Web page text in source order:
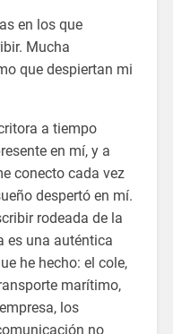
en los que
Mucha
que despiertan mi
a tiempo
en mí, y a
conecto cada vez
despertó en mí.
rodeada de la
es una auténtica
he hecho: el cole,
marítimo,
los
no